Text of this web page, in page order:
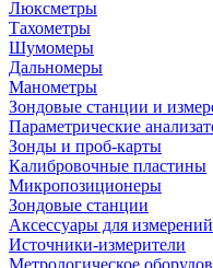
Люксметры
Тахометры
Шумомеры
Дальномеры
Манометры
Зондовые станции и
Параметрические
Зонды и проб-карты
Калибровочные пластины
Микропозиционеры
Зондовые станции
Аксессуары для измерений
Источники-измерители
Метрологическое